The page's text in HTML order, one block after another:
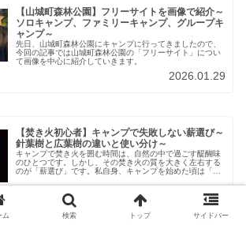
【山城町森林公園】フリーサイトを画像で紹介～
ソロキャンプ、ファミリーキャンプ、グループキ
ャンプ～
先日、山城町森林公園にキャンプに行ってきましたので、
今回の記事では山城町森林公園の「フリーサイト」につい
て画像を中心に紹介していきます。
2026.01.29
【焚き火初心者】キャンプで失敗しない薪選び～
針葉樹と広葉樹の違いと使い分け～
キャンプで焚き火を囲む時間は、自然の中で過ごす醍醐味
のひとつです。しかし、その焚き火の質を大きく左右する
のが「薪選び」です。私自身、キャンプを始めた頃は「と
しかし実際には、薪の種類や状態によって、火付き・燃え
方・煙の量・暖かさがまったく違うことを何度も経験しま
した。この記事では、これからキャンプを始める方や、焚
き火がなかなかうまくいかないと感じている方に向けて、
2025.12.16
ム 検索 トップ サイドバー